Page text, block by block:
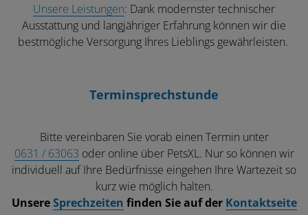
Unsere Leistungen: Dank modernster technischer
Ausstattung und langjähriger Erfahrung können wir die
bestmögliche Versorgung Ihres Lieblings gewährleisten.
Terminsprechstunde
Bitte vereinbaren Sie vorab einen Termin unter
0631 / 63063 oder online über PetsXL. Nur so können wir
individuell auf Ihre Bedürfnisse eingehen Ihre Wartezeit so
kurz wie möglich halten.
Unsere Sprechzeiten finden Sie auf der Kontaktseite